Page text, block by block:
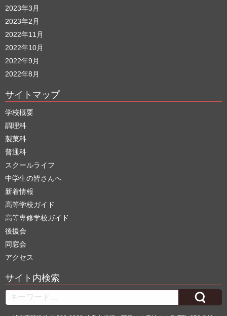
2023年3月
2023年2月
2022年11月
2022年10月
2022年9月
2022年8月
サイトマップ
学校概要
調理科
製菓科
普通科
スクールライフ
中学生の皆さんへ
新着情報
高等学校ガイド
高等専修学校ガイド
後援会
同窓会
アクセス
サイト内検索
Search